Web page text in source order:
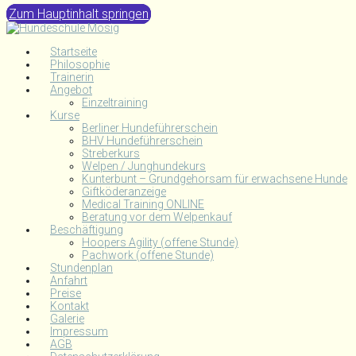
Zum Hauptinhalt springen
Startseite
Philosophie
Trainerin
Angebot
Einzeltraining
Kurse
Berliner Hundeführerschein
BHV Hundeführerschein
Streberkurs
Welpen / Junghundekurs
Kunterbunt – Grundgehorsam für erwachsene Hunde
Giftköderanzeige
Medical Training ONLINE
Beratung vor dem Welpenkauf
Beschäftigung
Hoopers Agility (offene Stunde)
Pachwork (offene Stunde)
Stundenplan
Anfahrt
Preise
Kontakt
Galerie
Impressum
AGB